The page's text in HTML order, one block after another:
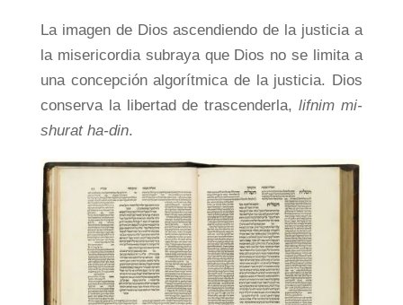
La imagen de Dios ascendiendo de la justicia a
la misericordia subraya que Dios no se limita a
una concepción algorítmica de la justicia. Dios
conserva la libertad de trascenderla,lifnim mi-
shurat ha-din.